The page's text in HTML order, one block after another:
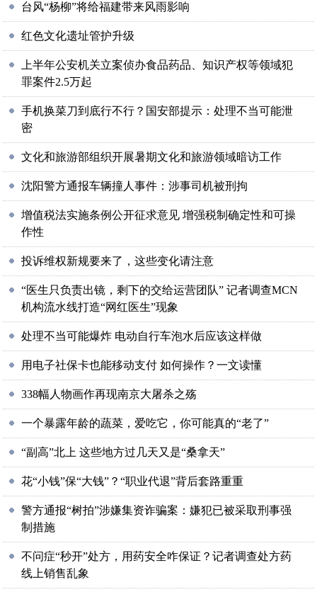
台风“杨柳”将给福建带来风雨影响
红色文化遗址管护升级
上半年公安机关立案侦办食品药品、知识产权等领域犯
罪案件2.5万起
手机换菜刀到底行不行？国安部提示：处理不当可能泄
密
文化和旅游部组织开展暑期文化和旅游领域暗访工作
沈阳警方通报车辆撞人事件：涉事司机被刑拘
增值税法实施条例公开征求意见 增强税制确定性和可操
作性
投诉维权新规要来了，这些变化请注意
“医生只负责出镜，剩下的交给运营团队” 记者调查MCN
机构流水线打造“网红医生”现象
处理不当可能爆炸 电动自行车泡水后应该这样做
用电子社保卡也能移动支付 如何操作？一文读懂
338幅人物画作再现南京大屠杀之殇
一个暴露年龄的蔬菜，爱吃它，你可能真的“老了”
“副高”北上 这些地方过几天又是“桑拿天”
花“小钱”保“大钱”？“职业代退”背后套路重重
警方通报“树拍”涉嫌集资诈骗案：嫌犯已被采取刑事强
制措施
不问症“秒开”处方，用药安全咋保证？记者调查处方药
线上销售乱象